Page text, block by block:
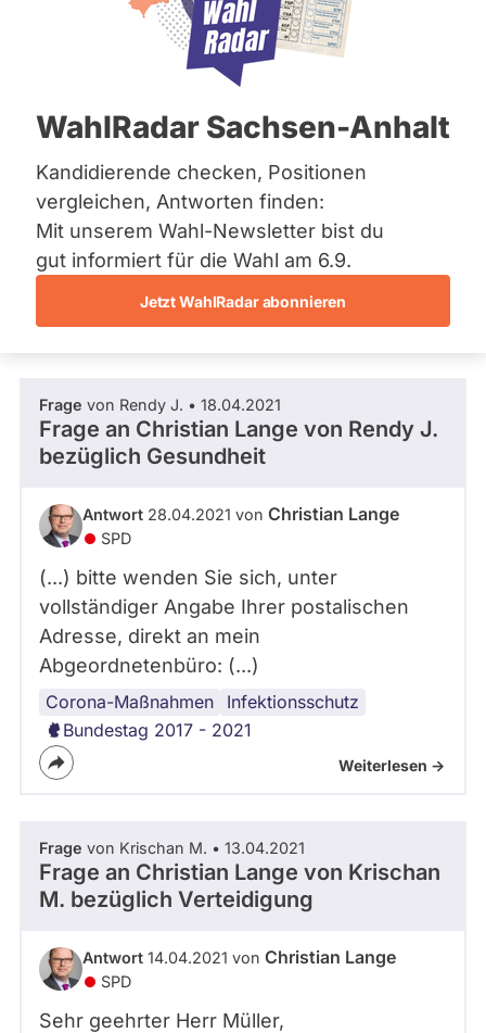
Bremen
Hamburg
Mecklenburg-Vorpommern
Nordrhein-Westfalen
Saarland
Sachsen
Sachsen-Anhalt
Sachsen-Anhalt
Schleswig-Holstein
Thüringen
Archiv
Spenden
WahlRadar Sachsen-Anhalt
Kandidierende checken, Positionen
vergleichen, Antworten finden:
Mit unserem Wahl-Newsletter bist du
gut informiert für die Wahl am 6.9.
Jetzt WahlRadar abonnieren
SPD
Dieser Politiker hat kein aktuelles und kein
zukünftiges Mandat und keine
Direktandidatur auf Landes-, Bundes- oder
Wahlliste werden bei uns nicht erfasst.
Die Fragefunktion ist für diese Person
derzeit nicht aktiv.
Politiker:innen
aktiven
oder
Mandaten
können
abgeordnetenwatch
befragt
werden.
Fragen und Antworten
Frage von Rendy J. • 18.04.2021
Frage an Christian Lange von Rendy J.
bezüglich Gesundheit
Antwort 28.04.2021 von Christian Lange
SPD
(...) bitte wenden Sie sich, unter
vollständiger Angabe Ihrer postalischen
Adresse, direkt an mein
Abgeordnetenbüro: (...)
Corona-Maßnahmen
Infektionsschutz
Bundestag 2017 - 2021
Weiterlesen ->
Frage von Krischan M. • 13.04.2021
Frage an Christian Lange von Krischan
M. bezüglich Verteidigung
Antwort 14.04.2021 von Christian Lange
SPD
Sehr geehrter Herr Müller,